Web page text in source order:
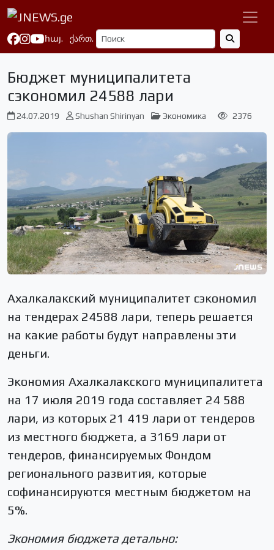
հայ. ქართ.
Бюджет муниципалитета
сэкономил 24588 лари
24.07.2019 Shushan Shirinyan Экономика 2376
Ахалкалакский муниципалитет сэкономил
на тендерах 24588 лари, теперь решается
на какие работы будут направлены эти
деньги.
Экономия Ахалкалакского муниципалитета
на 17 июля 2019 года составляет 24 588
лари, из которых 21 419 лари от тендеров
из местного бюджета, а 3169 лари от
тендеров, финансируемых Фондом
регионального развития, которые
софинансируются местным бюджетом на
5%.
Экономия бюджета детально: